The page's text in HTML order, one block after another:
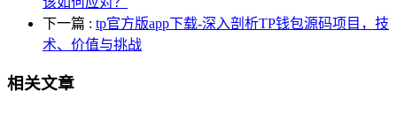
下一篇 : tp官方版app下载-深入剖析TP钱包源码项目，技
术、价值与挑战
相关文章